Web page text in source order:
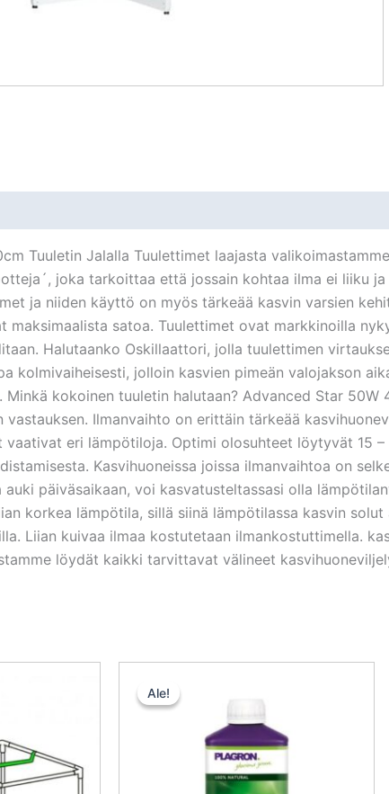
Tuuletin Jalalla Tuulettimet laajasta
joka tarkoittaa että jossain kohtaa ilma ei liiku
ja niiden käyttö on myös tärkeää kasvin varsien
maksimaalista satoa. Tuulettimet ovat markkinoilla
Halutaanko Oskillaattori, jolla tuulettimen
kolmivaiheisesti, jolloin kasvien pimeän valojakson
Minkä kokoinen tuuletin halutaan? Advanced Star
vastauksen. Ilmanvaihto on erittäin tärkeää
vaativat eri lämpötiloja. Optimi olosuhteet löytyvät 15
Kasvihuoneissa joissa ilmanvaihtoa on
auki päiväsaikaan, voi kasvatusteltassasi olla
korkea lämpötila, sillä siinä lämpötilassa kasvin
Liian kuivaa ilmaa kostutetaan ilmankostuttimella.
löydät kaikki tarvittavat välineet
Ale!
Ale!
oli:
10,50 €.